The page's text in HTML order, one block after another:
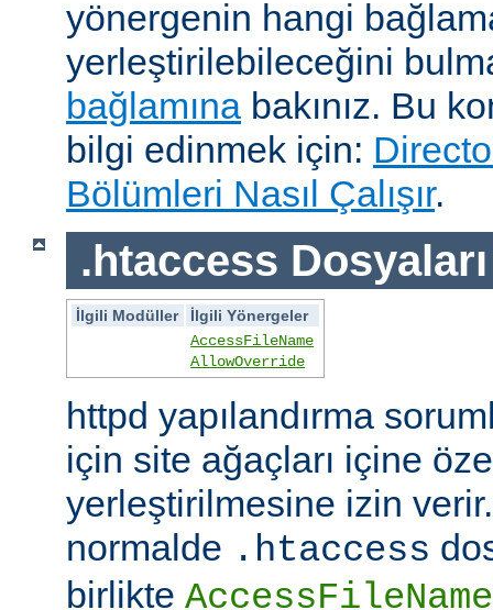
yönergenin hangi
yerleştirilebileceğini
bağlamına bakınız. Bu
bilgi edinmek için:
Bölümleri Nasıl Çalışır.
.htaccess Dosyaları
İlgili Modüller
İlgili Yönergeler
AccessFileName
AllowOverride
httpd yapılandırma
için site ağaçları içine
yerleştirilmesine izin
normalde .htaccess
birlikte AccessFileName